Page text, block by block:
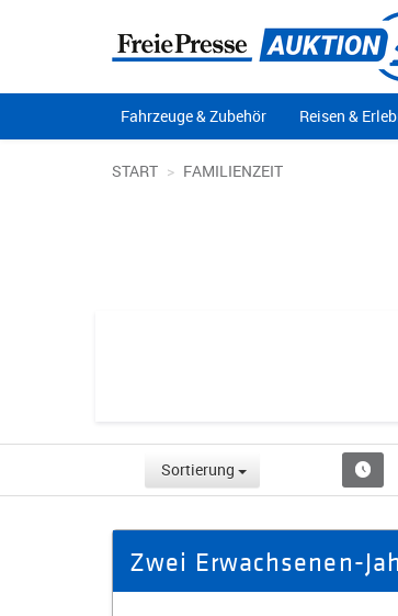
Fahrzeuge & Zubehör Reisen &
START FAMILIENZEIT
Sortierung